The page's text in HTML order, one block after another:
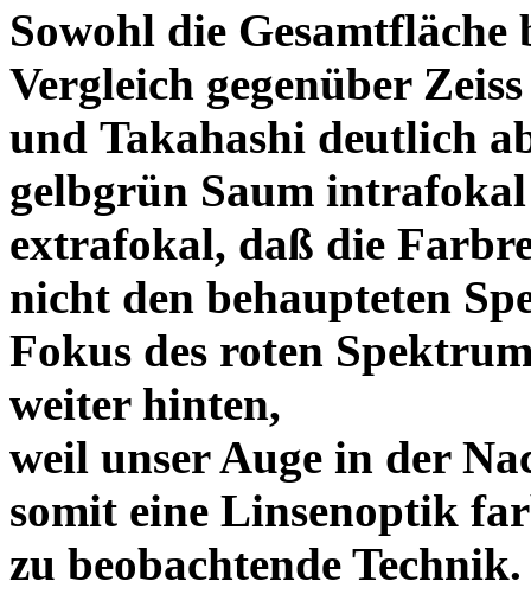
Sowohl die
Vergleich gegenüber Zeiss
und Takahashi deutlich
gelbgrün Saum
extrafokal, daß die
nicht den behaupteten
Fokus des roten
weiter hinten,
weil unser Auge in der
somit eine Linsenoptik
zu beobachtende